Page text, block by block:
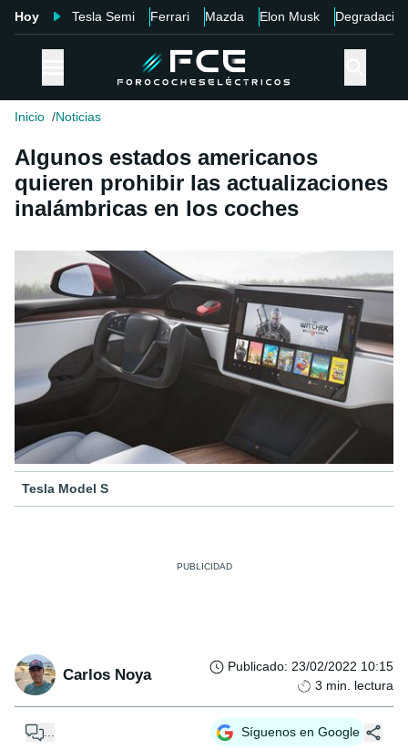
Hoy Tesla Semi Ferrari Mazda Elon Musk Degradación
Inicio Noticias
Algunos estados americanos
quieren prohibir las actualizaciones
inalámbricas en los coches
Tesla Model S
Carlos Noya Publicado: 23/02/2022 10:15
3 min. lectura
... Síguenos en Google